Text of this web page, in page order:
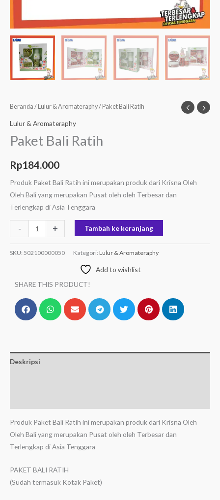
Beranda / Lulur & Aromateraphy/ Paket Bali Ratih
Lulur & Aromateraphy
Paket Bali Ratih
Rp184.000
Produk Paket Bali Ratih ini merupakan produk dari Krisna Oleh
Oleh Bali yang merupakan Pusat oleh oleh Terbesar dan
Terlengkap di Asia Tenggara
- + Tambah ke keranjang
SKU: 502100000050 Kategori: Lulur & Aromateraphy
Add to wishlist
SHARE THIS PRODUCT!
Deskripsi
Produk Paket Bali Ratih ini merupakan produk dari Krisna Oleh
Oleh Bali yang merupakan Pusat oleh oleh Terbesar dan
Terlengkap di Asia Tenggara
PAKET BALI RATIH
(Sudah termasuk Kotak Paket)